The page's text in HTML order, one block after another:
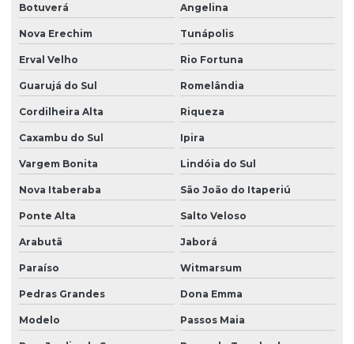
Botuverá Angelina
Nova Erechim Tunápolis
Erval Velho Rio Fortuna
Guarujá do Sul Romelândia
Cordilheira Alta Riqueza
Caxambu do Sul Ipira
Vargem Bonita Lindóia do Sul
Nova Itaberaba São João do Itaperiú
Ponte Alta Salto Veloso
Arabutã Jaborá
Paraíso Witmarsum
Pedras Grandes Dona Emma
Modelo Passos Maia